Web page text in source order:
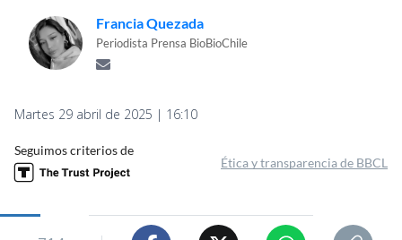
Francia Quezada
Periodista Prensa BioBioChile
Martes 29 abril de 2025 | 16:10
Seguimos criterios de
Ética y transparencia de BBCL